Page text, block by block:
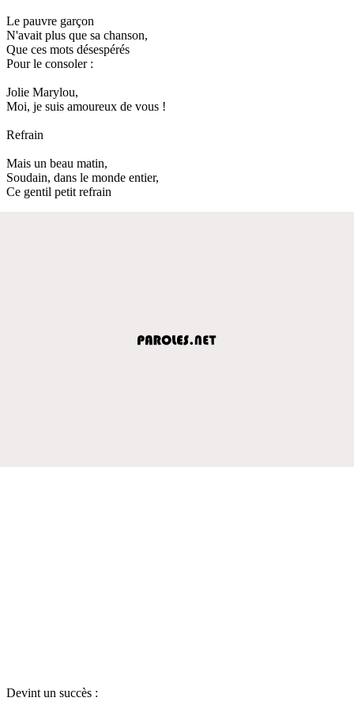
Le pauvre garçon
N'avait plus que sa chanson,
Que ces mots désespérés
Pour le consoler :
Jolie Marylou,
Moi, je suis amoureux de vous !
Refrain
Mais un beau matin,
Soudain, dans le monde entier,
Ce gentil petit refrain
Devint un succès :